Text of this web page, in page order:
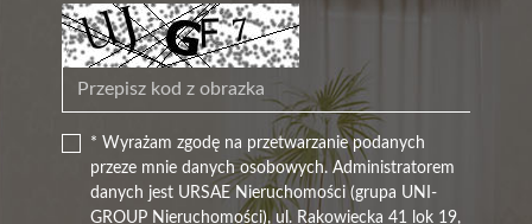
* Wyrażam zgodę na przetwarzanie podanych
przeze mnie danych osobowych. Administratorem
danych jest URSAE Nieruchomości (grupa UNI-
GROUP Nieruchomości), ul. Rakowiecka 41 lok 19,